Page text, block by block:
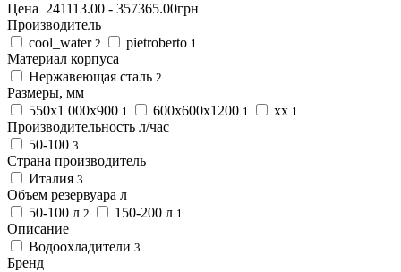
Цена 241113.00 - 357365.00грн
Производитель
cool_water 2 pietroberto 1
Материал корпуса
Нержавеющая сталь 2
Размеры, мм
550х1 000х900 1 600х600х1200 1 хх 1
Производительность л/час
50-100 3
Страна производитель
Италия 3
Объем резервуара л
50-100 л 2 150-200 л 1
Описание
Водоохладители 3
Бренд